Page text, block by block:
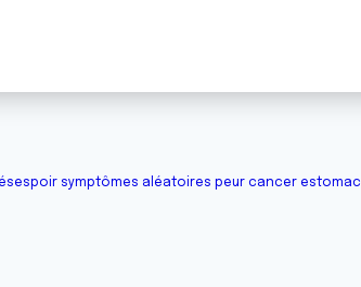
symptômes aléatoires peur cancer estomac